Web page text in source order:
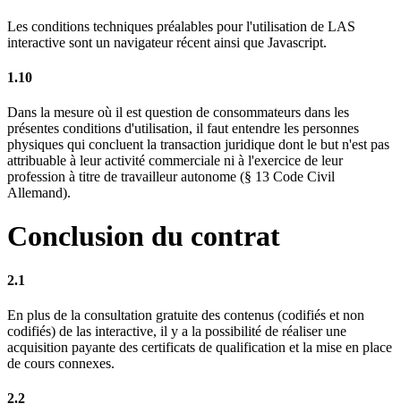
Les conditions techniques préalables pour l'utilisation de LAS
interactive sont un navigateur récent ainsi que Javascript.
1.10
Dans la mesure où il est question de consommateurs dans les
présentes conditions d'utilisation, il faut entendre les personnes
physiques qui concluent la transaction juridique dont le but n'est pas
attribuable à leur activité commerciale ni à l'exercice de leur
profession à titre de travailleur autonome (§ 13 Code Civil
Allemand).
Conclusion du contrat
2.1
En plus de la consultation gratuite des contenus (codifiés et non
codifiés) de las interactive, il y a la possibilité de réaliser une
acquisition payante des certificats de qualification et la mise en place
de cours connexes.
2.2